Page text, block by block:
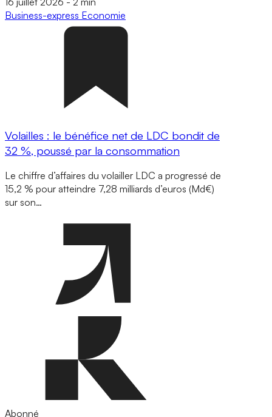
Business-express Economie
Volailles : le bénéfice net de LDC bondit de
32 %, poussé par la consommation
Le chiffre d’affaires du volailler LDC a progressé de
15,2 % pour atteindre 7,28 milliards d’euros (Md€)
sur son…
Abonné